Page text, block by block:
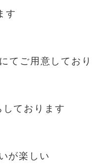
す
てご用意しており
ております
が楽しい